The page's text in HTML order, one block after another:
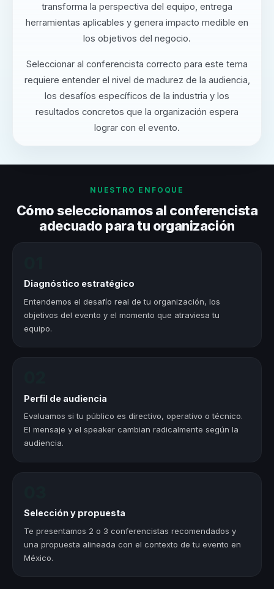
transforma la perspectiva del equipo, entrega
herramientas aplicables y genera impacto medible en
los objetivos del negocio.
Seleccionar al conferencista correcto para este tema
requiere entender el nivel de madurez de la audiencia,
los desafíos específicos de la industria y los
resultados concretos que la organización espera
lograr con el evento.
NUESTRO ENFOQUE
Cómo seleccionamos al conferencista
adecuado para tu organización
Diagnóstico estratégico
Entendemos el desafío real de tu organización, los
objetivos del evento y el momento que atraviesa tu
equipo.
Perfil de audiencia
Evaluamos si tu público es directivo, operativo o técnico.
El mensaje y el speaker cambian radicalmente según la
audiencia.
Selección y propuesta
Te presentamos 2 o 3 conferencistas recomendados y
una propuesta alineada con el contexto de tu evento en
México.